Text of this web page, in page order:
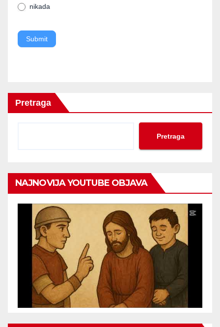
nikada
Submit
blank.
Pretraga
Pretraga
NAJNOVIJA YOUTUBE OBJAVA